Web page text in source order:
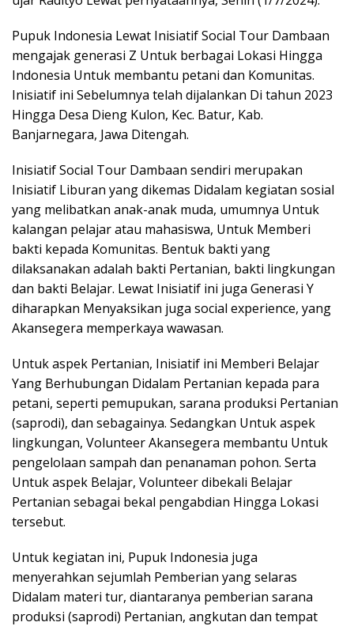
Pupuk Indonesia Lewat Inisiatif Social Tour Dambaan
mengajak generasi Z Untuk berbagai Lokasi Hingga
Indonesia Untuk membantu petani dan Komunitas.
Inisiatif ini Sebelumnya telah dijalankan Di tahun 2023
Hingga Desa Dieng Kulon, Kec. Batur, Kab.
Banjarnegara, Jawa Ditengah.
Inisiatif Social Tour Dambaan sendiri merupakan
Inisiatif Liburan yang dikemas Didalam kegiatan sosial
yang melibatkan anak-anak muda, umumnya Untuk
kalangan pelajar atau mahasiswa, Untuk Memberi
bakti kepada Komunitas. Bentuk bakti yang
dilaksanakan adalah bakti Pertanian, bakti lingkungan
dan bakti Belajar. Lewat Inisiatif ini juga Generasi Y
diharapkan Menyaksikan juga social experience, yang
Akansegera memperkaya wawasan.
Untuk aspek Pertanian, Inisiatif ini Memberi Belajar
Yang Berhubungan Didalam Pertanian kepada para
petani, seperti pemupukan, sarana produksi Pertanian
(saprodi), dan sebagainya. Sedangkan Untuk aspek
lingkungan, Volunteer Akansegera membantu Untuk
pengelolaan sampah dan penanaman pohon. Serta
Untuk aspek Belajar, Volunteer dibekali Belajar
Pertanian sebagai bekal pengabdian Hingga Lokasi
tersebut.
Untuk kegiatan ini, Pupuk Indonesia juga
menyerahkan sejumlah Pemberian yang selaras
Didalam materi tur, diantaranya pemberian sarana
produksi (saprodi) Pertanian, angkutan dan tempat